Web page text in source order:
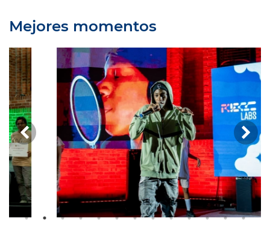
Mejores momentos
Anterior